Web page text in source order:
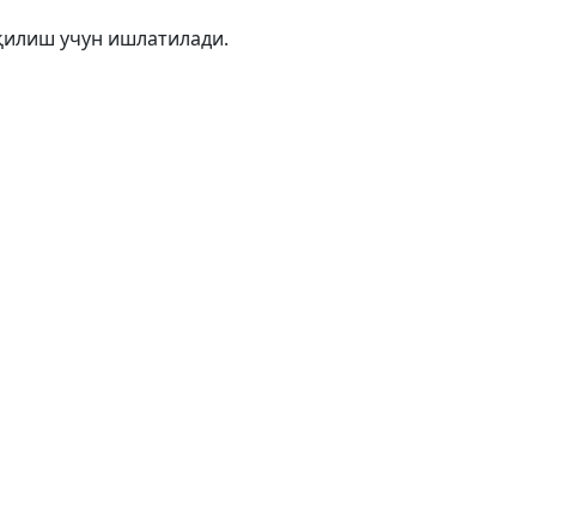
учун ишлатилади.